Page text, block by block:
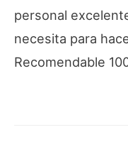
personal
necesita para
Recomendable